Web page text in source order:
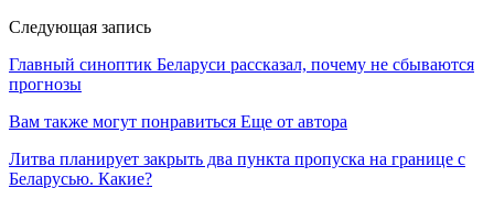
Следующая запись
Главный синоптик Беларуси рассказал, почему не сбываются
прогнозы
Вам также могут понравиться Еще от автора
Литва планирует закрыть два пункта пропуска на границе с
Беларусью. Какие?